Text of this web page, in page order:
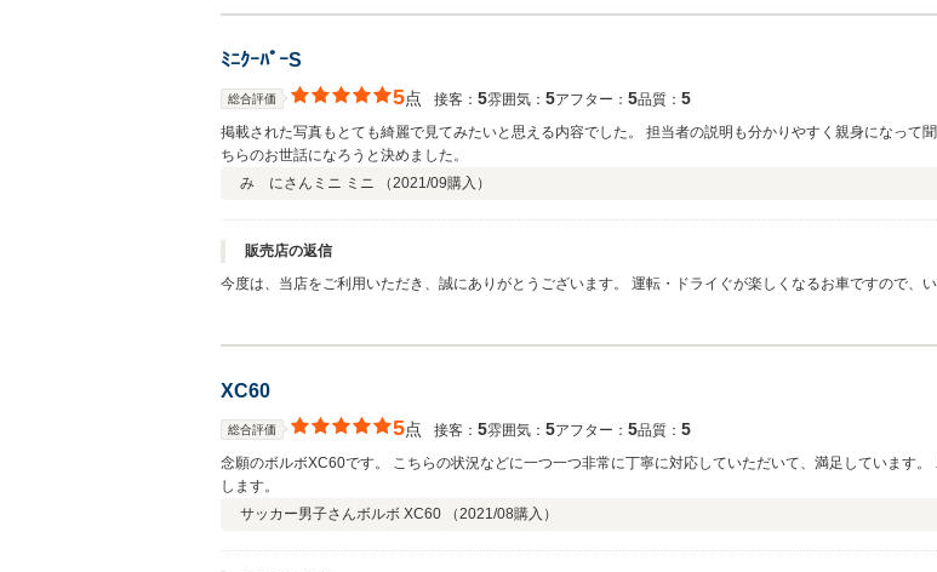
ﾐﾆｸｰﾊﾟｰS
総合評価 5点 接客： 5雰囲気： 5アフター： 5品質： 5
掲載された写真もとても綺麗で見てみたいと思える内容でした。 担当者の説明も分かりやすく親身になって
ちらのお世話になろうと決めました。
み にさん ミニ ミニ （2021/09購入）
販売店の返信
今度は、当店をご利用いただき、誠にありがとうございます。 運転・ドライぐが楽しくなるお車ですので、
XC60
総合評価 5点 接客： 5雰囲気： 5アフター： 5品質： 5
念願のボルボXC60です。 こちらの状況などに一つ一つ非常に丁寧に対応していただいて、満足しています。
します。
サッカー男子さんボルボ XC60 （2021/08購入）